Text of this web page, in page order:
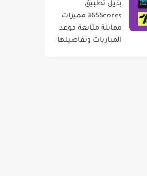
بديل تطبيق
365Scores مميزات
مماثلة متابعة موعد
المباريات وتفاصيلها